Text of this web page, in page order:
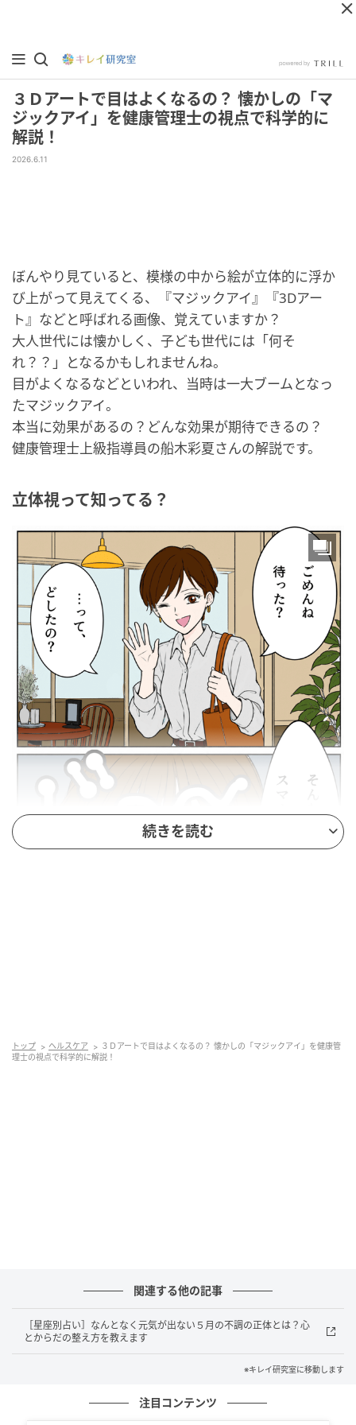
３Ｄアートで目はよくなるの？ 懐かしの「マ
ジックアイ」を健康管理士の視点で科学的に
解説！
2026.6.11
ぼんやり見ていると、模様の中から絵が立体的に浮か
び上がって見えてくる、『マジックアイ』『3Dアー
ト』などと呼ばれる画像、覚えていますか？
大人世代には懐かしく、子ども世代には「何そ
れ？？」となるかもしれませんね。
目がよくなるなどといわれ、当時は一大ブームとなっ
たマジックアイ。
本当に効果があるの？どんな効果が期待できるの？
健康管理士上級指導員の船木彩夏さんの解説です。
立体視って知ってる？
続きを読む
トップ ヘルスケア
３Ｄアートで目はよくなるの？ 懐かしの「マジックアイ」を健康管
理士の視点で科学的に解説！
関連する他の記事
［星座別占い］なんとなく元気が出ない５月の不調の正体とは？心
とからだの整え方を教えます
※キレイ研究室に移動します
注目コンテンツ